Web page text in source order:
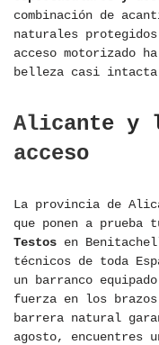
combinación de
naturales
acceso motorizado
belleza casi
Alicante y
acceso
La provincia de
que ponen a
Testos en
técnicos de toda
un barranco
fuerza en los
barrera natural
agosto, encuentres